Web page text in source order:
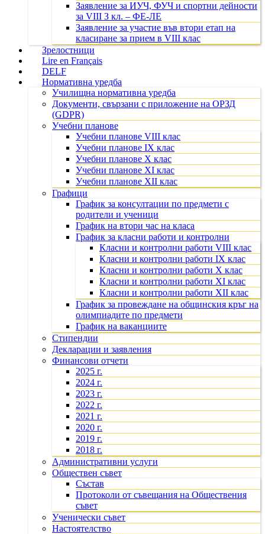
Заявление за ИУЧ, ФУЧ и спортни дейности
за VIII З кл. – ФЕ-ЛЕ
Заявление за участие във втори етап на
класиране за прием в VIII клас
Зрелостници
Lire en Français
DELF
Нормативна уредба
Училищна нормативна уредба
Документи, свързани с приложение на ОРЗД
(GDPR)
Учебни планове
Учебни планове VIII клас
Учебни планове IX клас
Учебни планове X клас
Учебни планове XI клас
Учебни планове XII клас
Графици
График за консултации по предмети с
родители и ученици
График на втори час на класа
График за класни работи и контролни
Класни и контролни работи VIII клас
Класни и контролни работи IX клас
Класни и контролни работи X клас
Класни и контролни работи XI клас
Класни и контролни работи XII клас
График за провеждане на общинския кръг на
олимпиадите по предмети
График на ваканциите
Стипендии
Декларации и заявления
Финансови отчети
2025 г.
2024 г.
2023 г.
2022 г.
2021 г.
2020 г.
2019 г.
2018 г.
Административни услуги
Обществен съвет
Състав
Протоколи от съвещания на Обществения
съвет
Ученически съвет
Настоятелство